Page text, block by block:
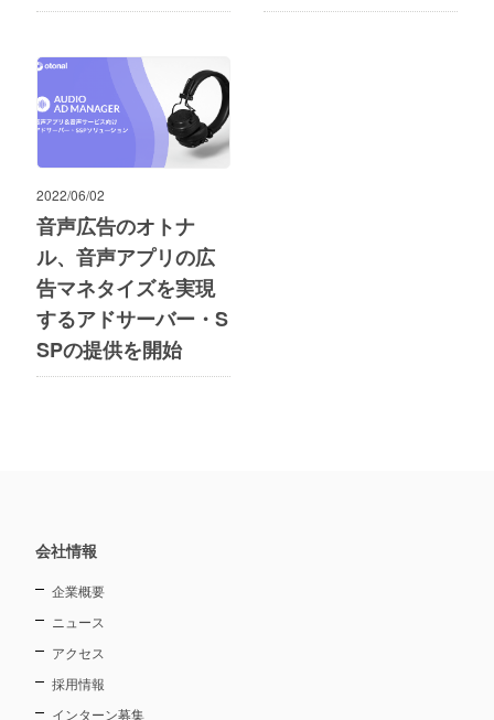
2022/06/02
音声広告のオトナ
ル、音声アプリの広
告マネタイズを実現
するアドサーバー・S
SPの提供を開始
会社情報
企業概要
ニュース
アクセス
採用情報
インターン募集